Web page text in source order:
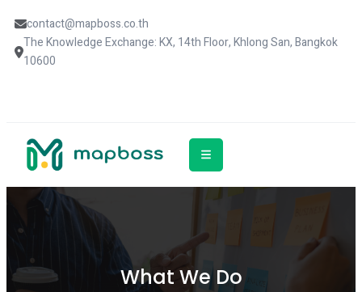
contact@mapboss.co.th
The Knowledge Exchange: KX, 14th Floor, Khlong San, Bangkok
10600
What We Do